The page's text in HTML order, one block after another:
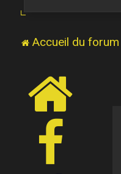
Accueil du forum